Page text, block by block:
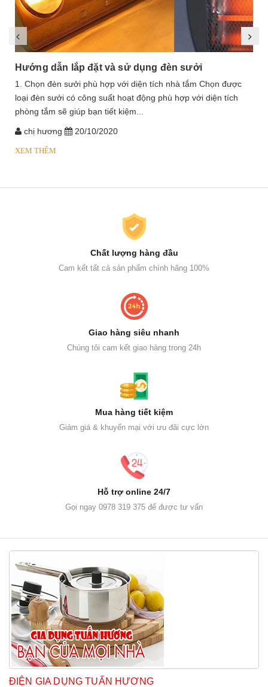
Hướng dẫn lắp đặt và sử dụng đèn sưởi
1. Chọn đèn sưởi phù hợp với diện tích nhà tắm Chọn được
loại đèn sưởi có công suất hoạt động phù hợp với diện tích
phòng tắm sẽ giúp bạn tiết kiệm...
chị hương 20/10/2020
XEM THÊM
Chất lượng hàng đầu
Cam kết tất cả sản phẩm chính hãng 100%
Giao hàng siêu nhanh
Chúng tôi cam kết giao hàng trong 24h
Mua hàng tiết kiệm
Giảm giá & khuyến mại với ưu đãi cực lớn
Hỗ trợ online 24/7
Gọi ngay 0978 319 375 để được tư vấn
ĐIỆN GIA DỤNG TUẤN HƯƠNG